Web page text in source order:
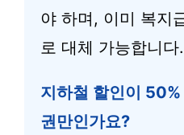
야 하며, 이미 복지
로 대체 가능합니다.
지하철 할인이
권만인가요?